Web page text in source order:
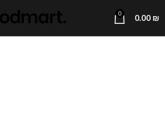
0 0.00 ₪